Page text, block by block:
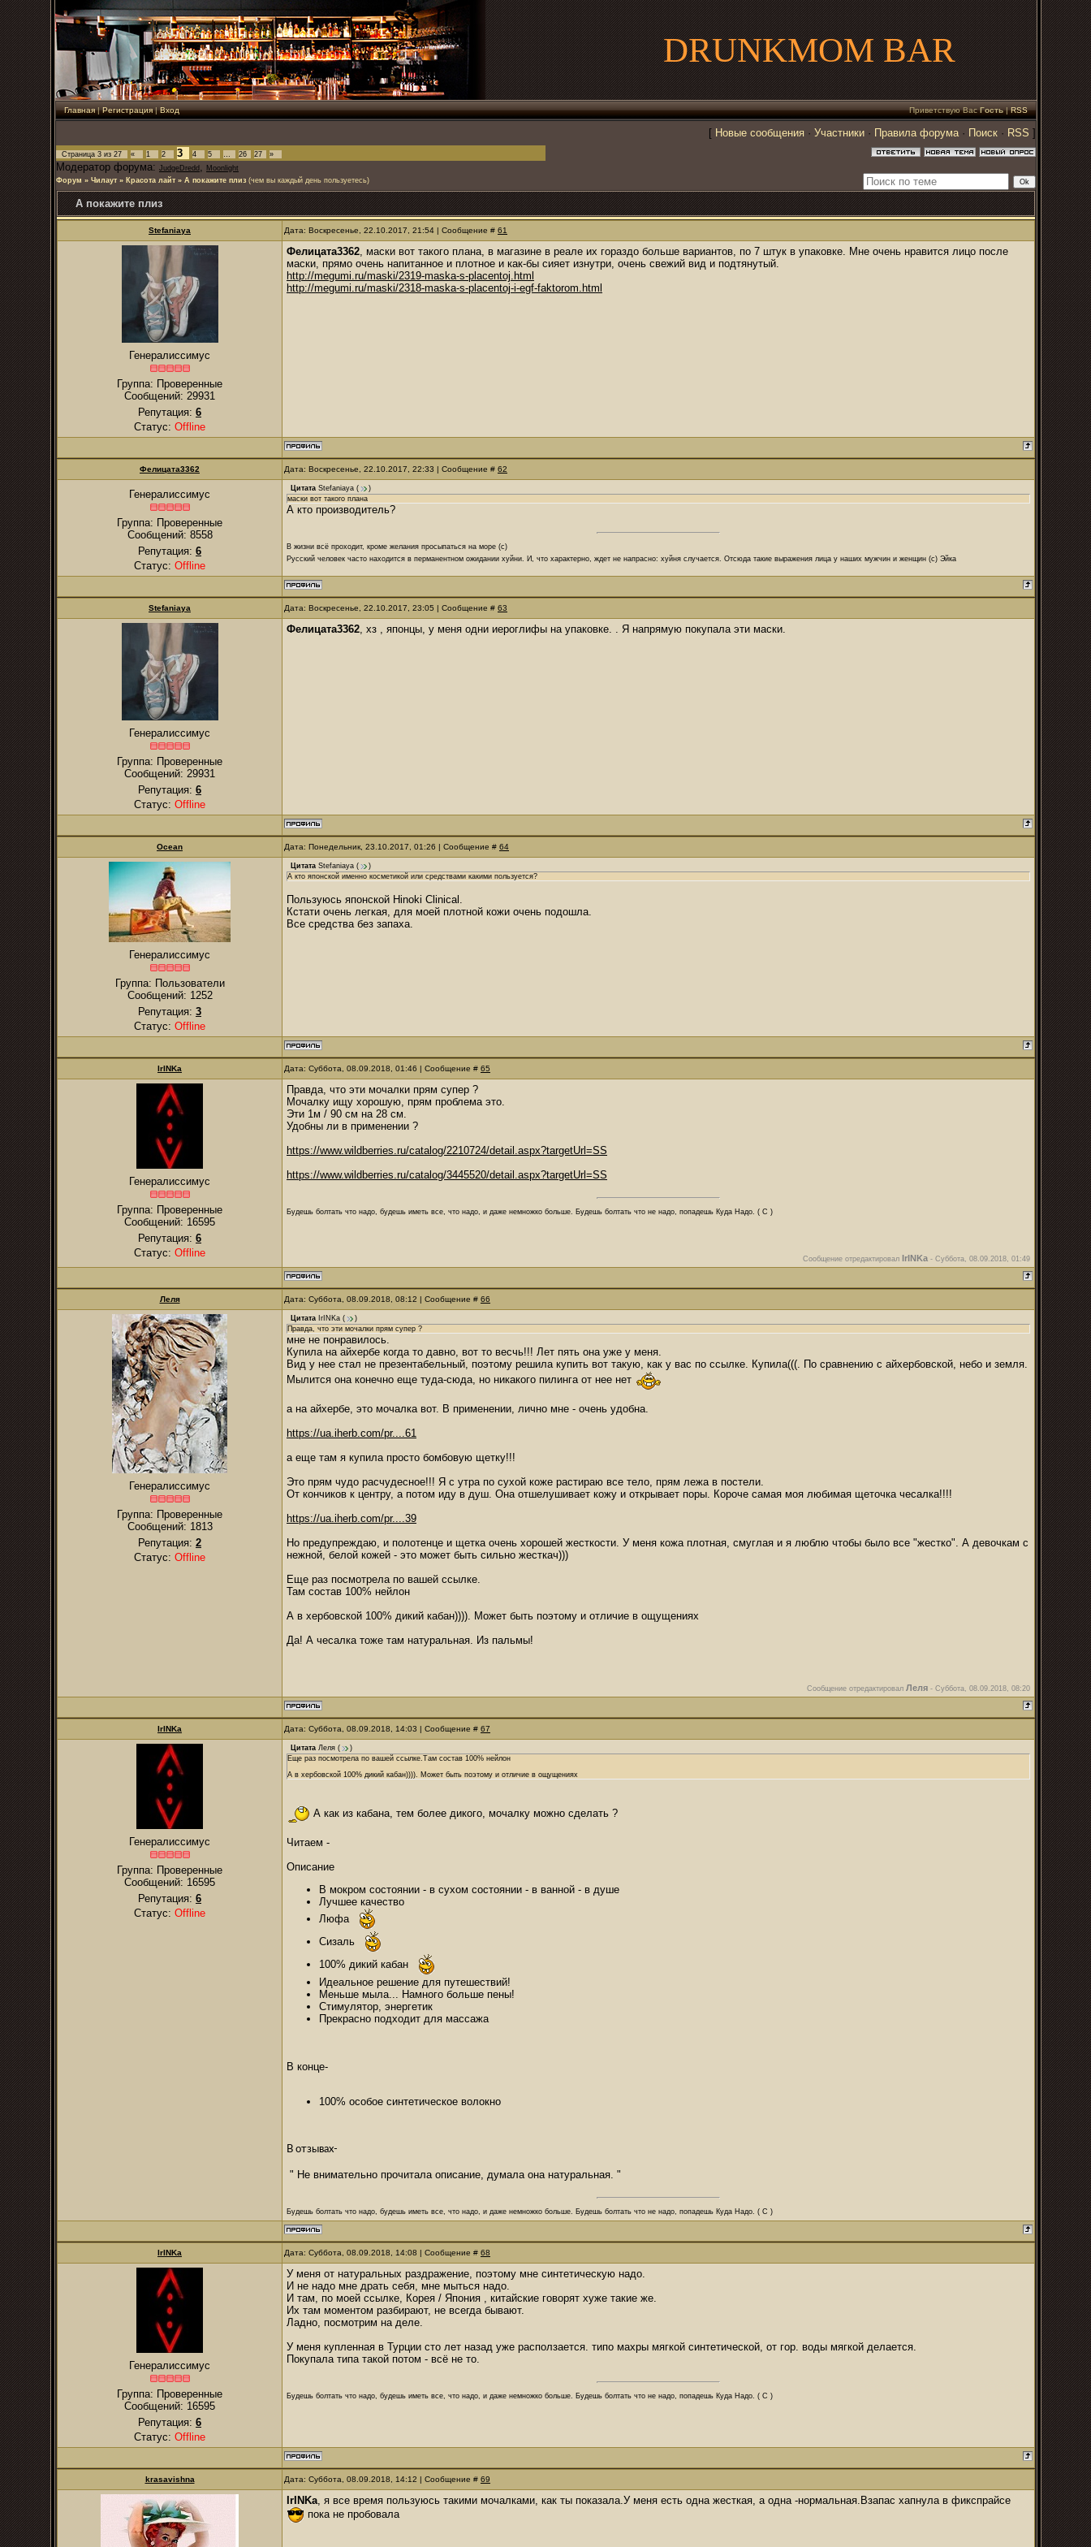
DRUNKMOM BAR
Главная|Регистрация|Вход Приветствую Вас Гость|RSS
[ Новые сообщения · Участники · Правила форума· Поиск · RSS ]
Страница 3 из 27 « 1 2 3 4 5 … 26 27 »
Модератор форума: JudgeDredd , Moonlight
Форум » Чилаут » Красота лайт » А покажите плиз (чем вы каждый день пользуетесь)
А покажите плиз
Stefaniaya Дата: Воскресенье, 22.10.2017, 21:54 | Сообщение # 61
Генералиссимус
Группа: Проверенные
Сообщений: 29931
Репутация: 6
Статус: Offline
Фелицата3362, маски вот такого плана, в магазине в реале их гораздо больше вариантов, по 7 штук в упаковке. Мне очень нравится лицо после
маски, прямо очень напитанное и плотное и как-бы сияет изнутри, очень свежий вид и подтянутый.
http://megumi.ru/maski/2319-maska-s-placentoj.html
http://megumi.ru/maski/2318-maska-s-placentoj-i-egf-faktorom.html
Фелицата3362 Дата: Воскресенье, 22.10.2017, 22:33 | Сообщение # 62
Генералиссимус
Группа: Проверенные
Сообщений: 8558
Репутация: 6
Статус: Offline
Цитата Stefaniaya (
)
маски вот такого плана
А кто производитель?
В жизни всё проходит, кроме желания просыпаться на море (с)
Русский человек часто находится в перманентном ожидании хуйни. И, что характерно, ждет не напрасно: хуйня случается. Отсюда такие выражения лица у наших мужчин и женщин (с) Эйка
Stefaniaya Дата: Воскресенье, 22.10.2017, 23:05 | Сообщение # 63
Генералиссимус
Группа: Проверенные
Сообщений: 29931
Репутация: 6
Статус: Offline
Фелицата3362, хз , японцы, у меня одни иероглифы на упаковке. . Я напрямую покупала эти маски.
Ocean Дата: Понедельник, 23.10.2017, 01:26 | Сообщение # 64
Генералиссимус
Группа: Пользователи
Сообщений: 1252
Репутация: 3
Статус: Offline
Цитата Stefaniaya (
)
А кто японской именно косметикой или средствами какими пользуется?
Пользуюсь японской Hinoki Clinical.
Кстати очень легкая, для моей плотной кожи очень подошла.
Все средства без запаха.
IrINKa Дата: Суббота, 08.09.2018, 01:46 | Сообщение # 65
Генералиссимус
Группа: Проверенные
Сообщений: 16595
Репутация: 6
Статус: Offline
Правда, что эти мочалки прям супер ?
Мочалку ищу хорошую, прям проблема это.
Эти 1м / 90 см на 28 см.
Удобны ли в применении ?
https://www.wildberries.ru/catalog/2210724/detail.aspx?targetUrl=SS
https://www.wildberries.ru/catalog/3445520/detail.aspx?targetUrl=SS
Будешь болтать что надо, будешь иметь все, что надо, и даже немножко больше. Будешь болтать что не надо, попадешь Куда Надо. ( С )
Сообщение отредактировал IrINKa - Суббота, 08.09.2018, 01:49
Леля Дата: Суббота, 08.09.2018, 08:12 | Сообщение # 66
Генералиссимус
Группа: Проверенные
Сообщений: 1813
Репутация: 2
Статус: Offline
Цитата IrINKa (
)
Правда, что эти мочалки прям супер ?
мне не понравилось.
Купила на айхербе когда то давно, вот то весчь!!! Лет пять она уже у меня.
Вид у нее стал не презентабельный, поэтому решила купить вот такую, как у вас по ссылке. Купила(((. По сравнению с айхербовской, небо и земля.
Мылится она конечно еще туда-сюда, но никакого пилинга от нее нет
а на айхербе, это мочалка вот. В применении, лично мне - очень удобна.
https://ua.iherb.com/pr....61
а еще там я купила просто бомбовую щетку!!!
Это прям чудо расчудесное!!! Я с утра по сухой коже растираю все тело, прям лежа в постели.
От кончиков к центру, а потом иду в душ. Она отшелушивает кожу и открывает поры. Короче самая моя любимая щеточка чесалка!!!!
https://ua.iherb.com/pr....39
Но предупреждаю, и полотенце и щетка очень хорошей жесткости. У меня кожа плотная, смуглая и я люблю чтобы было все "жестко". А девочкам с
нежной, белой кожей - это может быть сильно жесткач)))
Еще раз посмотрела по вашей ссылке.
Там состав 100% нейлон
А в хербовской 100% дикий кабан)))). Может быть поэтому и отличие в ощущениях
Да! А чесалка тоже там натуральная. Из пальмы!
Сообщение отредактировал Леля - Суббота, 08.09.2018, 08:20
IrINKa Дата: Суббота, 08.09.2018, 14:03 | Сообщение # 67
Генералиссимус
Группа: Проверенные
Сообщений: 16595
Репутация: 6
Статус: Offline
Цитата Леля (
)
Еще раз посмотрела по вашей ссылке.Там состав 100% нейлон
А в хербовской 100% дикий кабан)))). Может быть поэтому и отличие в ощущениях
А как из кабана, тем более дикого, мочалку можно сделать ?
Читаем -
Описание
В мокром состоянии - в сухом состоянии - в ванной - в душе
Лучшее качество
Люфа
Сизаль
100% дикий кабан
Идеальное решение для путешествий!
Меньше мыла... Намного больше пены!
Стимулятор, энергетик
Прекрасно подходит для массажа
В конце-
100% особое синтетическое волокно
В отзывах-
" Не внимательно прочитала описание, думала она натуральная. "
Будешь болтать что надо, будешь иметь все, что надо, и даже немножко больше. Будешь болтать что не надо, попадешь Куда Надо. ( С )
IrINKa Дата: Суббота, 08.09.2018, 14:08 | Сообщение # 68
Генералиссимус
Группа: Проверенные
Сообщений: 16595
Репутация: 6
Статус: Offline
У меня от натуральных раздражение, поэтому мне синтетическую надо.
И не надо мне драть себя, мне мыться надо.
И там, по моей ссылке, Корея / Япония , китайские говорят хуже такие же.
Их там моментом разбирают, не всегда бывают.
Ладно, посмотрим на деле.
У меня купленная в Турции сто лет назад уже расползается. типо махры мягкой синтетической, от гор. воды мягкой делается.
Покупала типа такой потом - всё не то.
Будешь болтать что надо, будешь иметь все, что надо, и даже немножко больше. Будешь болтать что не надо, попадешь Куда Надо. ( С )
krasavishna Дата: Суббота, 08.09.2018, 14:12 | Сообщение # 69
IrINKa, я все время пользуюсь такими мочалками, как ты показала.У меня есть одна жесткая, а одна -нормальная.Взапас хапнула в фикспрайсе
пока не пробовала